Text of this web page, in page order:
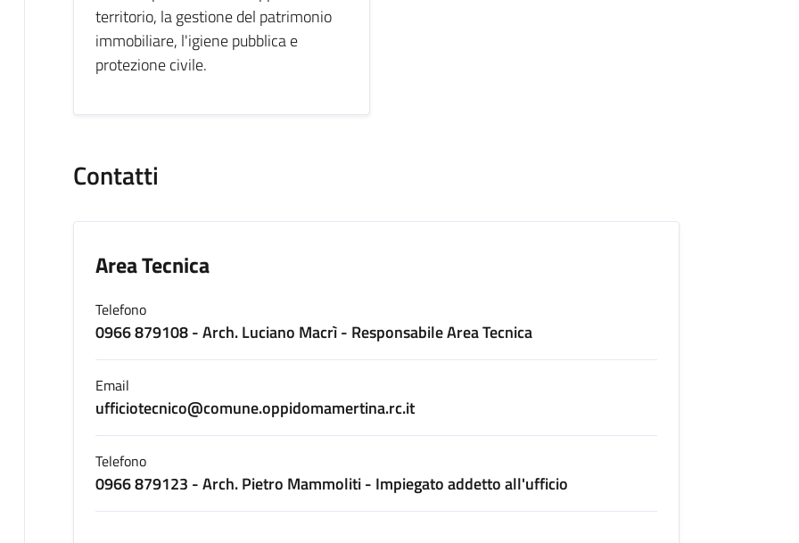
territorio, la gestione del patrimonio
immobiliare, l'igiene pubblica e
protezione civile.
Contatti
Area Tecnica
Telefono
0966 879108 - Arch. Luciano Macrì - Responsabile Area Tecnica
Email
ufficiotecnico@comune.oppidomamertina.rc.it
Telefono
0966 879123 - Arch. Pietro Mammoliti - Impiegato addetto all'ufficio